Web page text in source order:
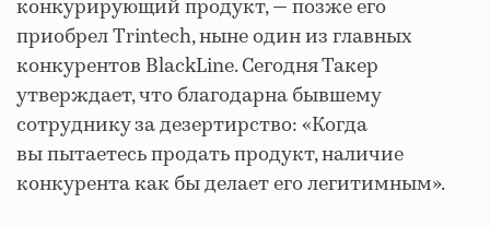
конкурирующий продукт, — позже его
приобрел Trintech, ныне один из главных
конкурентов BlackLine. Сегодня Такер
утверждает, что благодарна бывшему
сотруднику за дезертирство: «Когда
вы пытаетесь продать продукт, наличие
конкурента как бы делает его легитимным».